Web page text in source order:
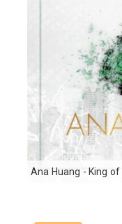
Ana Huang - King